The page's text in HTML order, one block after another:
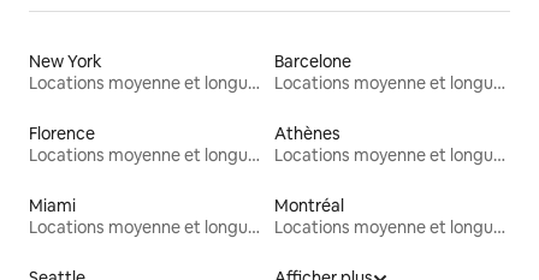
New York
Locations moyenne et longue durée
Barcelone
Locations moyenne et longue durée
Florence
Locations moyenne et longue durée
Athènes
Locations moyenne et longue durée
Miami
Locations moyenne et longue durée
Montréal
Locations moyenne et longue durée